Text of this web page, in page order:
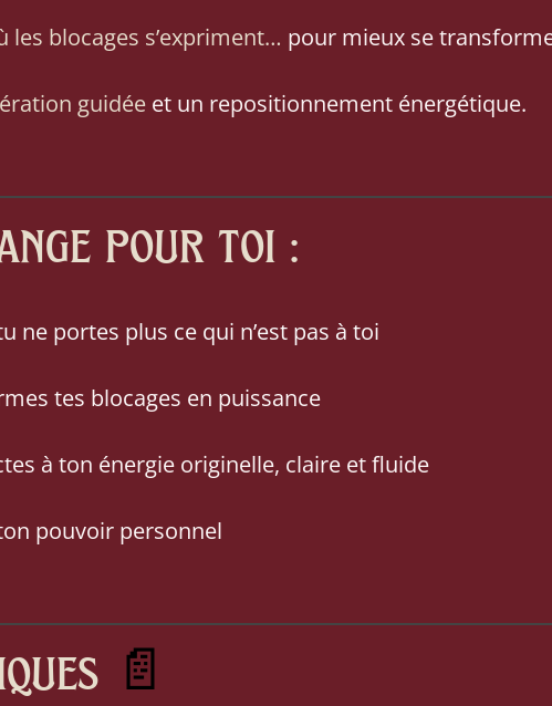
les blocages s’expriment… pour mieux se
guidée et un repositionnement énergétique.
pour toi :
ne portes plus ce qui n’est pas à toi
tes blocages en puissance
à ton énergie originelle, claire et fluide
pouvoir personnel
📄